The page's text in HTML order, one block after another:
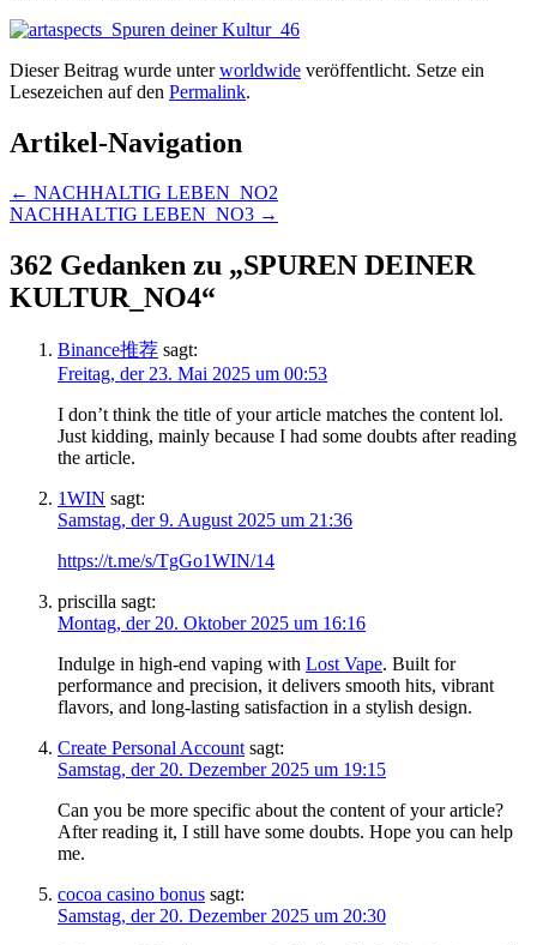
Dieser Beitrag wurde unterworldwide veröffentlicht. Setze ein
Lesezeichen auf den Permalink.
Artikel-Navigation
← NACHHALTIG LEBEN_NO2
NACHHALTIG LEBEN_NO3 →
362 Gedanken zu „SPUREN DEINER
KULTUR_NO4“
Binance推荐 sagt:
Freitag, der 23. Mai 2025 um 00:53
I don’t think the title of your article matches the content lol.
Just kidding, mainly because I had some doubts after reading
the article.
1WIN sagt:
Samstag, der 9. August 2025 um 21:36
https://t.me/s/TgGo1WIN/14
priscilla sagt:
Montag, der 20. Oktober 2025 um 16:16
Indulge in high-end vaping with Lost Vape. Built for
performance and precision, it delivers smooth hits, vibrant
flavors, and long-lasting satisfaction in a stylish design.
Create Personal Account sagt:
Samstag, der 20. Dezember 2025 um 19:15
Can you be more specific about the content of your article?
After reading it, I still have some doubts. Hope you can help
me.
cocoa casino bonus sagt:
Samstag, der 20. Dezember 2025 um 20:30